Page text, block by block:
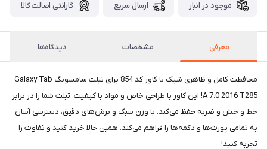
موجود در انبار ارسال سریع گارانتی اصالت کالا
معرفی مشخصات دیدگاه‌ها
محافظت کامل و ظاهری شیک با کاور کد 854 برای تبلت سامسونگ Galaxy Tab
A 7.0 2016 T285! این کاور با طراحی خاص و مواد با کیفیت، تبلت شما را در برابر
خط و خش و ضربه حفظ می‌کند. با وزن سبک و برش‌های دقیق، دسترسی آسان
به تمامی پورت‌ها و دکمه‌ها را فراهم می‌کند. همین حالا خرید کنید و تفاوت را
تجربه کنید!